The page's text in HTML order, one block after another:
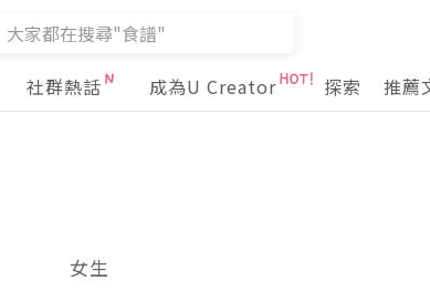
社群熱話 成為U Creator 探索 推薦
女生